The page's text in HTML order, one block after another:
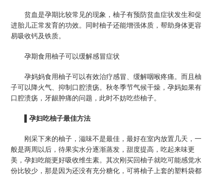
贫血是孕期比较常见的现象，柚子有预防贫血症状发生和促
进胎儿正常发育的功效。同时柚子还能增强体质，帮助身体更容
易吸收钙及铁质。
孕期食用柚子可以缓解感冒症状
孕妈妈食用柚子可以有效治疗感冒、缓解咽喉疼痛。而且柚
子可以降火气、抑制口腔溃疡。秋冬季节气候干燥，孕妈如果有
口腔溃疡，牙龈肿痛的问题，此时不妨吃些柚子。
孕妇吃柚子最佳方法
刚采下来的柚子，滋味不是最佳，最好在室内放置几天，一
般是两周以后，待果实水分逐渐蒸发，甜度提高，吃起来味更
美，孕妇吃能更好吸收维生素。其次刚买回柚子就吃可能感觉水
份比较少，那是因为还没有充分糖化，可将柚子上套的塑料袋都